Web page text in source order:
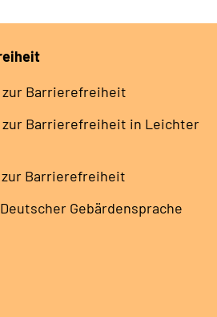
zur Barrierefreiheit
zur Barrierefreiheit in Leichter
zur Barrierefreiheit
Gebärdensprache